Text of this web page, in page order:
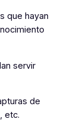
que hayan
servir
de
etc.